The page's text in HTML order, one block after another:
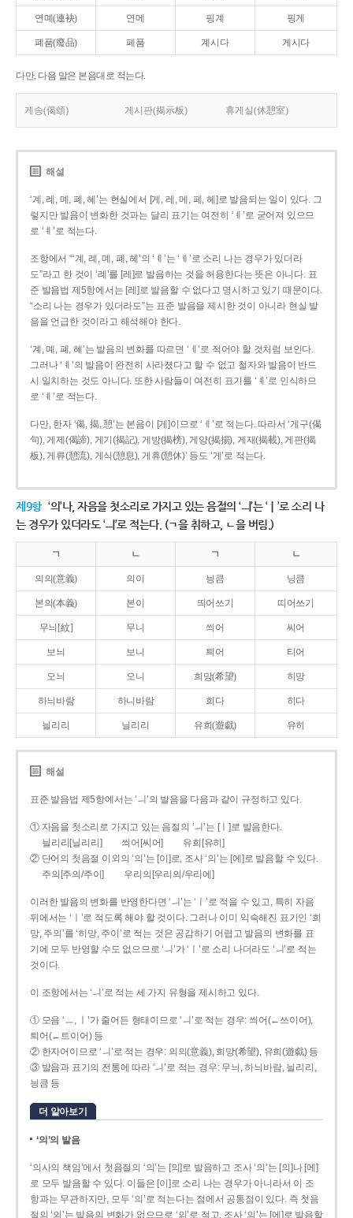
연몌(連袂) 연메 핑계 핑게
폐품(廢品) 페품 계시다 게시다
다만, 다음 말은 본음대로 적는다.
게송(偈頌) 게시판(揭示板) 휴게실(休憩室)
해설
‘계, 례, 몌, 폐, 혜’는 현실에서 [게, 레, 메, 페, 헤]로 발음되는 일이 있다. 그
렇지만 발음이 변화한 것과는 달리 표기는 여전히 ‘ㅖ’로 굳어져 있으므
로 ‘ㅖ’로 적는다.
조항에서 “‘계, 례, 몌, 폐, 혜’의 ‘ㅖ’는 ‘ㅔ’로 소리 나는 경우가 있더라
도”라고 한 것이 ‘례’를 [레]로 발음하는 것을 허용한다는 뜻은 아니다. 표
준 발음법 제5항에서는 [레]로 발음할 수 없다고 명시하고 있기 때문이다.
“소리 나는 경우가 있더라도”는 표준 발음을 제시한 것이 아니라 현실 발
음을 언급한 것이라고 해석해야 한다.
‘계, 몌, 폐, 혜’는 발음의 변화를 따르면 ‘ㅔ’로 적어야 할 것처럼 보인다.
그러나 ‘ㅖ’의 발음이 완전히 사라졌다고 할 수 없고 철자와 발음이 반드
시 일치하는 것도 아니다. 또한 사람들이 여전히 표기를 ‘ㅖ’로 인식하므
로 ‘ㅖ’로 적는다.
다만, 한자 ‘偈, 揭, 憩’는 본음이 [게]이므로 ‘ㅔ’로 적는다. 따라서 ‘게구(偈
句), 게제(偈諦), 게기(揭記), 게방(揭榜), 게양(揭揚), 게재(揭載), 게판(揭
板), 게류(憩流), 게식(憩息), 게휴(憩休)’ 등도 ‘게’로 적는다.
제9항 ‘의’나, 자음을 첫소리로 가지고 있는 음절의 ‘ㅢ’는 ‘ㅣ’로 소리 나
는 경우가 있더라도 ‘ㅢ’로 적는다. (ㄱ을 취하고, ㄴ을 버림.)
ㄱ ㄴ ㄱ ㄴ
의의(意義) 의이 닁큼 닝큼
본의(本義) 본이 띄어쓰기 띠어쓰기
무늬[紋] 무니 씌어 씨어
보늬 보니 틔어 티어
오늬 오니 희망(希望) 히망
하늬바람 하니바람 희다 히다
늴리리 닐리리 유희(遊戱) 유히
해설
표준 발음법 제5항에서는 ‘ㅢ’의 발음을 다음과 같이 규정하고 있다.
① 자음을 첫소리로 가지고 있는 음절의 ‘ㅢ’는 [ㅣ]로 발음한다.
늴리리[닐리리]
씌어[씨어]
유희[유히]
② 단어의 첫음절 이외의 ‘의’는 [이]로, 조사 ‘의’는 [에]로 발음할 수 있다.
주의[주의/주이]
우리의[우리의/우리에]
이러한 발음의 변화를 반영한다면 ‘ㅢ’는 ‘ㅣ’로 적을 수 있고, 특히 자음
뒤에서는 ‘ㅣ’로 적도록 해야 할 것이다. 그러나 이미 익숙해진 표기인 ‘희
망, 주의’를 ‘히망, 주이’로 적는 것은 공감하기 어렵고 발음의 변화를 표
기에 모두 반영할 수도 없으므로 ‘ㅢ’가 ‘ㅣ’로 소리 나더라도 ‘ㅢ’로 적는
것이다.
이 조항에서는 ‘ㅢ’로 적는 세 가지 유형을 제시하고 있다.
① 모음 ‘ㅡ, ㅣ’가 줄어든 형태이므로 ‘ㅢ’로 적는 경우: 씌어(←쓰이어),
틔어(←트이어) 등
② 한자어이므로 ‘ㅢ’로 적는 경우: 의의(意義), 희망(希望), 유희(遊戱) 등
③ 발음과 표기의 전통에 따라 ‘ㅢ’로 적는 경우: 무늬, 하늬바람, 늴리리,
닁큼 등
더 알아보기
‘의’의 발음
‘의사의 책임’에서 첫음절의 ‘의’는 [의]로 발음하고 조사 ‘의’는 [의]나 [에]
로 모두 발음할 수 있다. 이들은 [이]로 소리 나는 경우가 아니라서 이 조
항과는 무관하지만, 모두 ‘의’로 적는다는 점에서 공통점이 있다. 즉 첫음
절의 ‘의’는 발음의 변화가 없으므로 ‘의’로 적고, 조사 ‘의’는 [에]로 발음할